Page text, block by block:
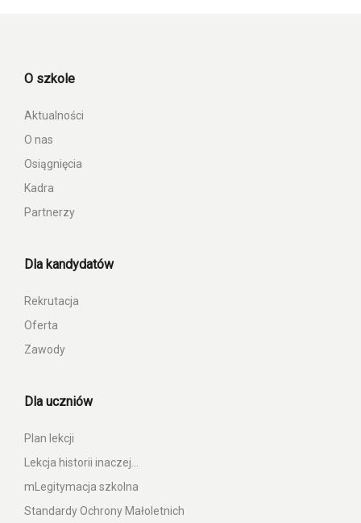
O szkole
Aktualności
O nas
Osiągnięcia
Kadra
Partnerzy
Dla kandydatów
Rekrutacja
Oferta
Zawody
Dla uczniów
Plan lekcji
Lekcja historii inaczej…
mLegitymacja szkolna
Standardy Ochrony Małoletnich